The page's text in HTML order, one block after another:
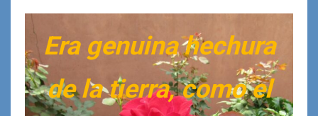
Era genuina hechura
de la tierra, como el